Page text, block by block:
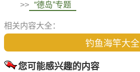
>> “德岛”专题
相关内容大全：
钓鱼海竿大全
您可能感兴趣的内容